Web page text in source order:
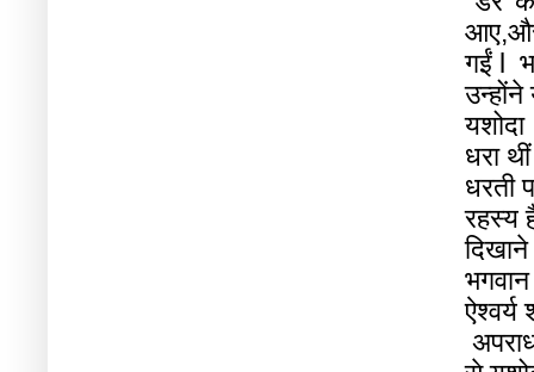
आए,
गईं
उन्होंने
धरा थीं
धरती
रहस्य
दिखाने
भगवान
ऐश्वर्य